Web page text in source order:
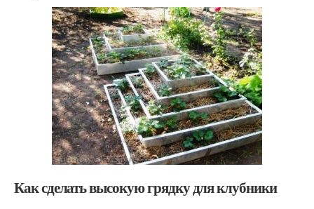
Как сделать высокую грядку для клубники